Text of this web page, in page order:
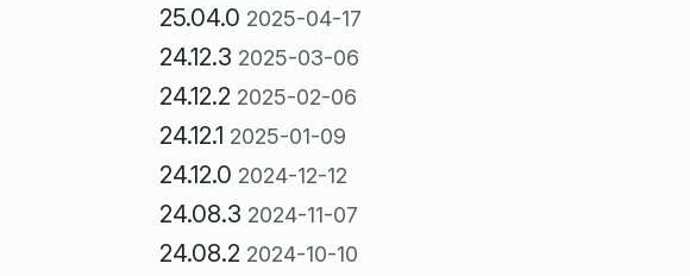
25.04.0 2025-04-17
24.12.3 2025-03-06
24.12.2 2025-02-06
24.12.1 2025-01-09
24.12.0 2024-12-12
24.08.3 2024-11-07
24.08.2 2024-10-10